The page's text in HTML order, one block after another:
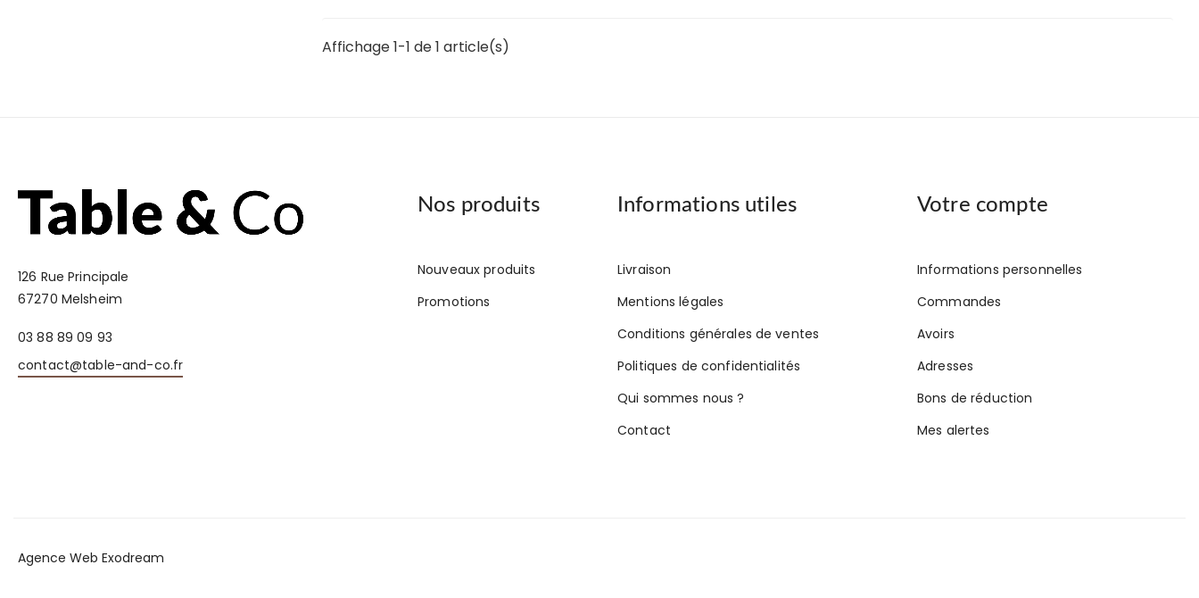
Affichage 1-1 de 1 article(s)
126 Rue Principale
67270 Melsheim
03 88 89 09 93
contact@table-and-co.fr
Nos produits
Nouveaux produits
Promotions
Informations utiles
Livraison
Mentions légales
Conditions générales de ventes
Politiques de confidentialités
Qui sommes nous ?
Contact
Votre compte
Informations personnelles
Commandes
Avoirs
Adresses
Bons de réduction
Mes alertes
Agence Web Exodream